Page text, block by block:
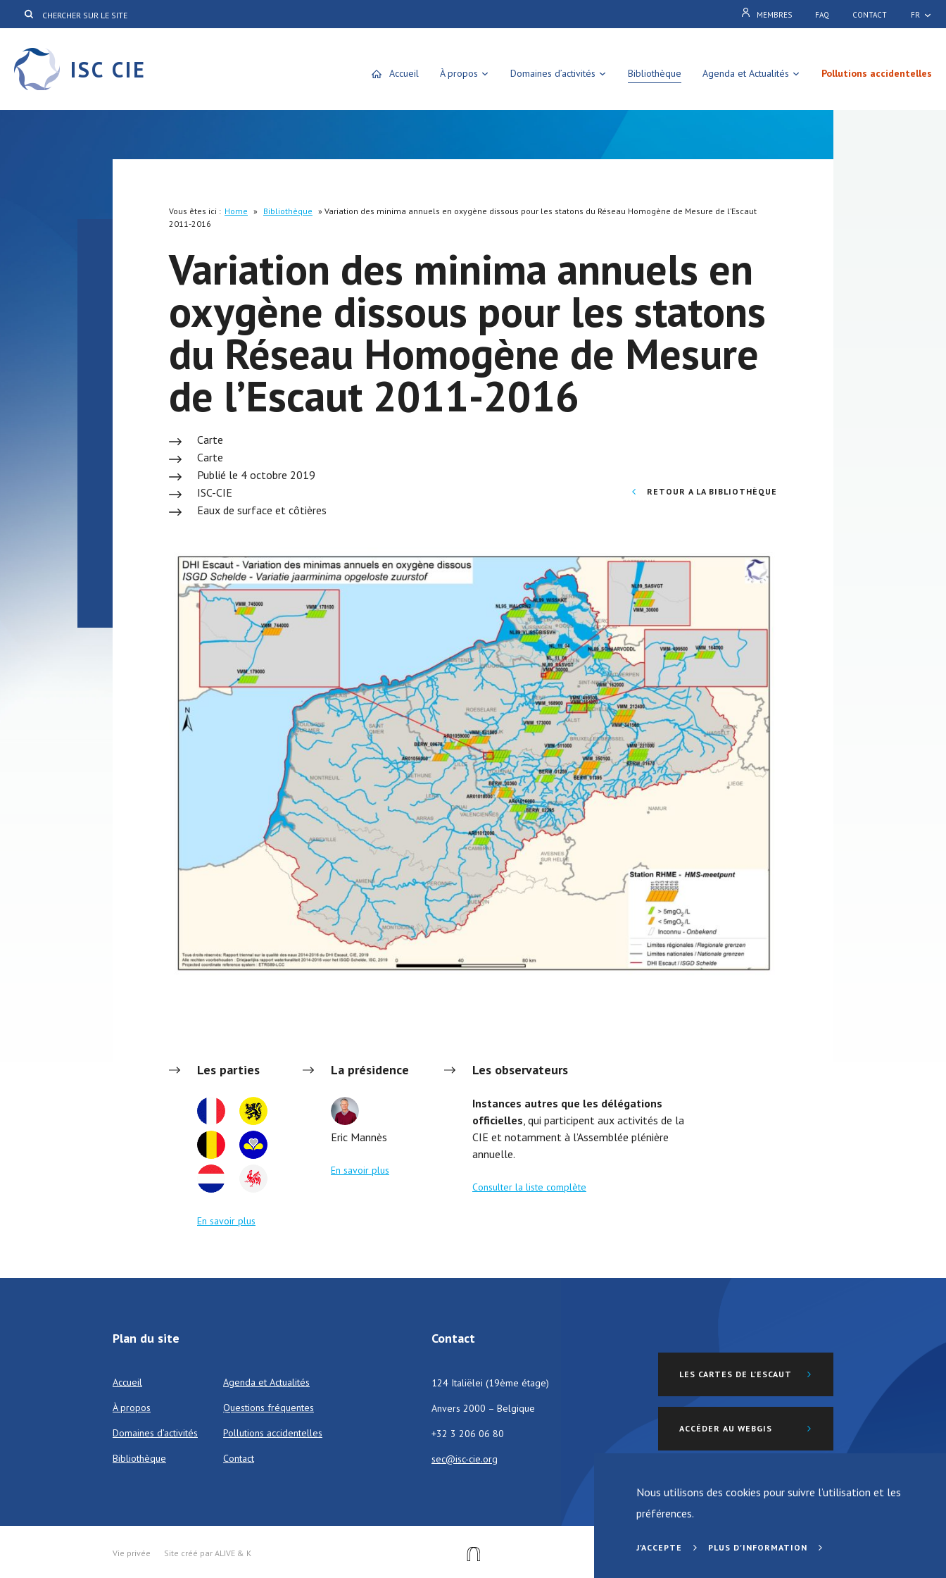
MEMBRES FAQ CONTACT FR
ISC CIE Accueil À propos Domaines d’activités Bibliothèque Agenda et Actualités Pollutions accidentelles
Vous êtes ici : Home » Bibliothèque » Variation des minima annuels en oxygène dissous pour les statons du Réseau Homogène de Mesure de l’Escaut
2011-2016
Variation des minima annuels en
oxygène dissous pour les statons
du Réseau Homogène de Mesure
de l’Escaut 2011-2016
Carte
Carte
Publié le 4 octobre 2019
ISC-CIE
Eaux de surface et côtières
RETOUR A LA BIBLIOTHÈQUE
Les parties
En savoir plus
La présidence
Eric Mannès
En savoir plus
Les observateurs
Instances autres que les délégations
officielles , qui participent aux activités de la
CIE et notamment à l’Assemblée plénière
annuelle.
Consulter la liste complète
Plan du site
Accueil
À propos
Domaines d’activités
Bibliothèque
Agenda et Actualités
Questions fréquentes
Pollutions accidentelles
Contact
Contact
124 Italiëlei (19ème étage)
Anvers 2000 – Belgique
+32 3 206 06 80
sec@isc-cie.org
LES CARTES DE L’ESCAUT
ACCÉDER AU WEBGIS
Vie privée Site créé par ALIVE & K © 2019 ISC CIE. Tous droits réservés
Nous utilisons des cookies pour suivre l’utilisation et les
préférences.
J'ACCEPTE PLUS D'INFORMATION